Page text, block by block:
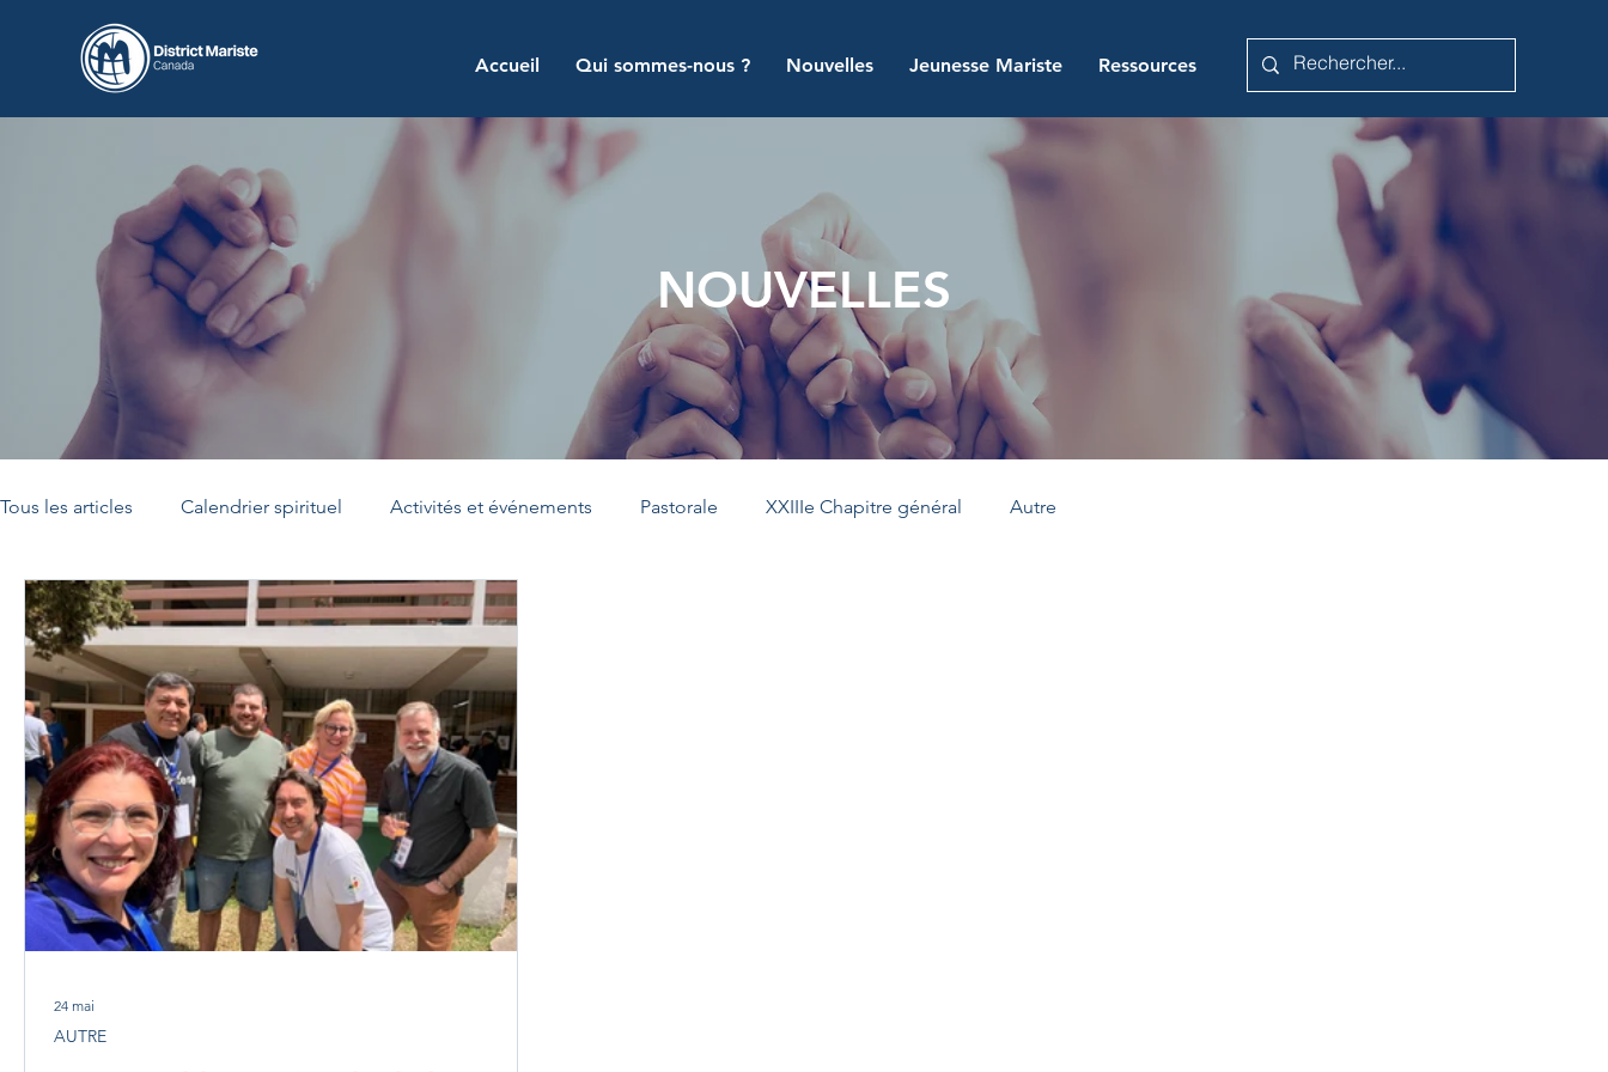
Accueil Qui sommes-nous ? Nouvelles Jeunesse Mariste Ressources
NOUVELLES
Tous les articles Calendrier spirituel Activités et événements Pastorale XXIIIe Chapitre général Autre
AUTRE
24 mai